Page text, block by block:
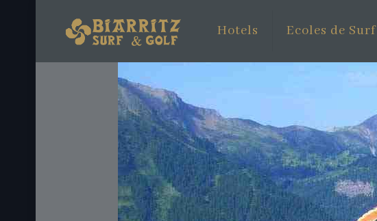
Hotels Ecoles de Surf